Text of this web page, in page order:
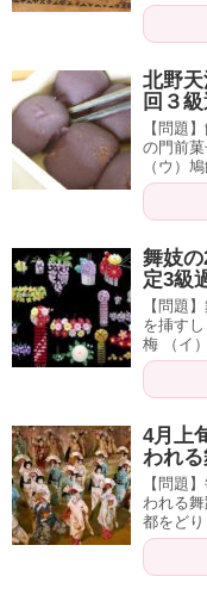
北野
回３級
【問題
の門前
（ウ）
舞妓
定3級
【問題
を挿す
梅 （イ
4月上
われ
【問題
われる
都をど